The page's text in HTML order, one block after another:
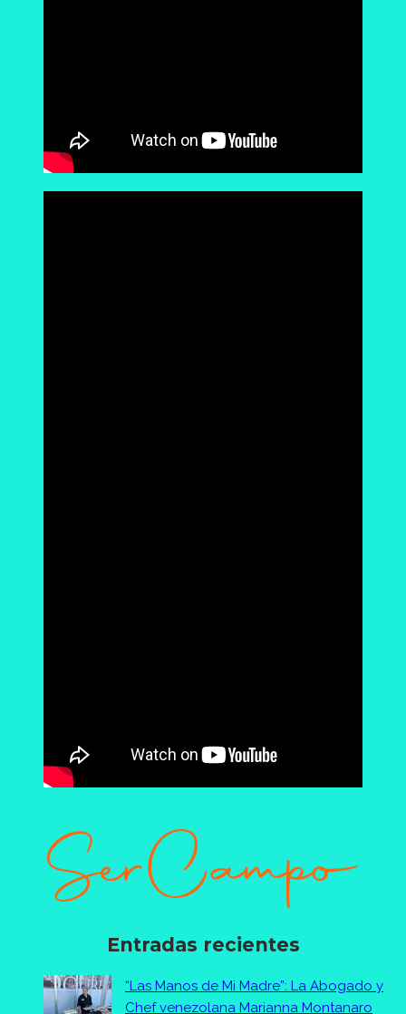
Entradas recientes
“Las Manos de Mi Madre”: La Abogado y
Chef venezolana Marianna Montanaro